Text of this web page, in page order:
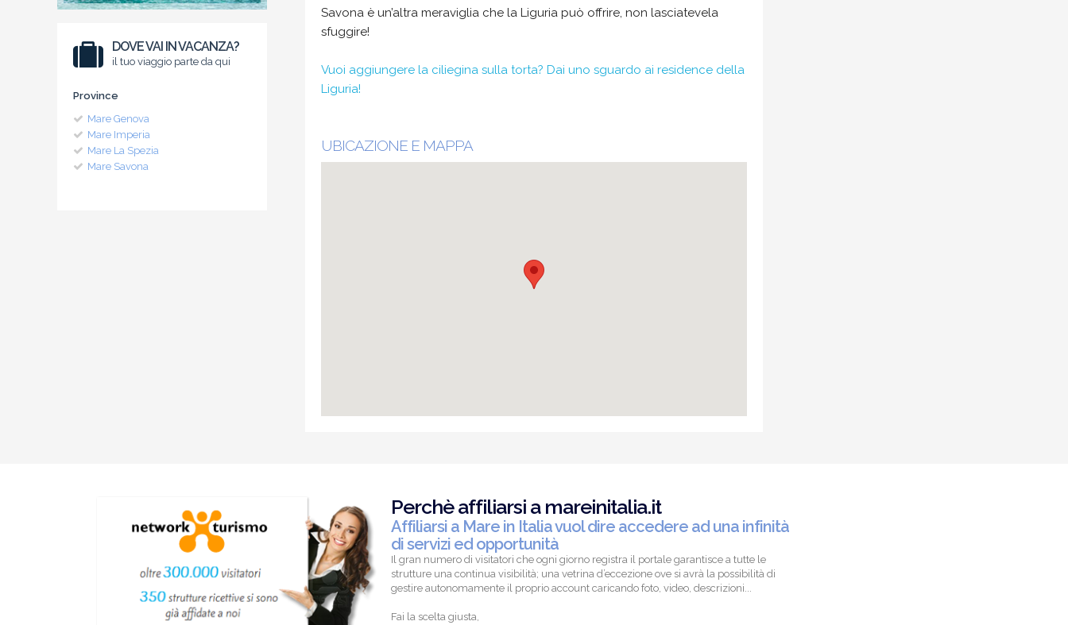
DOVE VAI IN VACANZA?
il tuo viaggio parte da qui
Province
Mare Genova
Mare Imperia
Mare La Spezia
Mare Savona
Savona è un’altra meraviglia che la Liguria può offrire, non lasciatevela
sfuggire!
Vuoi aggiungere la ciliegina sulla torta? Dai uno sguardo ai residence della
Liguria!
UBICAZIONE E MAPPA
Perchè affiliarsi a mareinitalia.it
Affiliarsi a Mare in Italia vuol dire accedere ad una infinità
di servizi ed opportunità
Il gran numero di visitatori che ogni giorno registra il portale garantisce a tutte le
strutture una continua visibilità; una vetrina d’eccezione ove si avrà la possibilità di
gestire autonomamente il proprio account caricando foto, video, descrizioni...
Fai la scelta giusta,